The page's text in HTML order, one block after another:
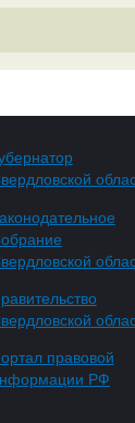
правовой
РФ